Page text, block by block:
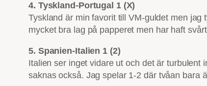
4. Tyskland-Portugal 1 (X)
Tyskland är min favorit till VM-guldet men
mycket bra lag på papperet men har haft
5. Spanien-Italien 1 (2)
Italien ser inget vidare ut och det är turbulent
saknas också. Jag spelar 1-2 där tvåan bara